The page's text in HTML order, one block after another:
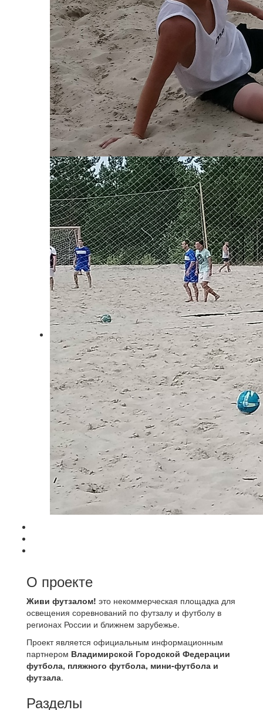
О проекте
Живи футзалом! это некоммерческая площадка для
освещения соревнований по футзалу и футболу в
регионах России и ближнем зарубежье.
Проект является официальным информационным
партнером Владимирской Городской Федерации
футбола, пляжного футбола, мини-футбола и
футзала.
Разделы